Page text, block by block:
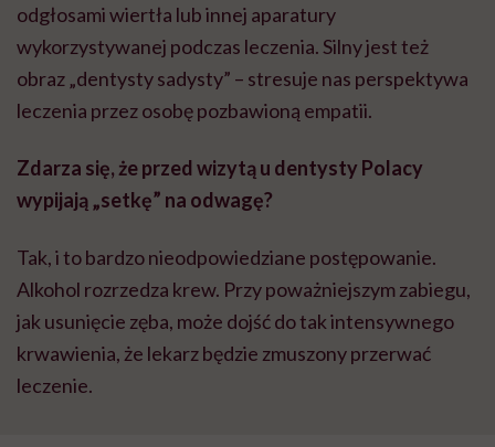
odgłosami wiertła lub innej aparatury
wykorzystywanej podczas leczenia. Silny jest też
obraz „dentysty sadysty” – stresuje nas perspektywa
leczenia przez osobę pozbawioną empatii.
Zdarza się, że przed wizytą u dentysty Polacy
wypijają „setkę” na odwagę?
Tak, i to bardzonieodpowiedziane postępowanie.
Alkohol rozrzedza krew. Przy poważniejszym zabiegu,
jak usunięcie zęba, może dojść do tak intensywnego
krwawienia, że lekarz będzie zmuszony przerwać
leczenie.